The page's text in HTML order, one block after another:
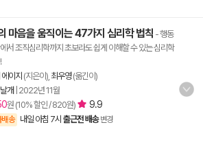
마음을 움직이는 47가지 심리학 법칙 - 행동
서 조직심리학까지 초보라도 쉽게 이해할 수 있는 심리학
이지 (지은이), 최우영(옮긴이)
개 2022년 11월
원 (10% 할인 / 820원) 9.9
배송 내일 아침 7시 출근전 배송 변경